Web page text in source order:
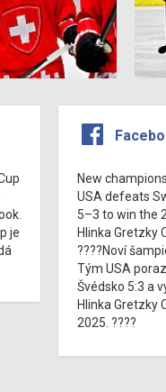
je
New
USA defeats
5–3 to win the
Hlinka Gretzky
????Noví
Tým USA
Švédsko 5:3 a
Hlinka Gretzky
2025. ????